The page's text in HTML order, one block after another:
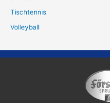
Tischtennis
Volleyball